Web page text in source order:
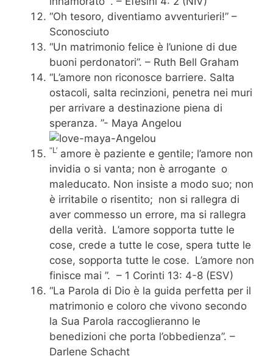
“Oh tesoro, diventiamo avventurieri!” –
Sconosciuto
“Un matrimonio felice è l’unione di due
buoni perdonatori”. – Ruth Bell Graham
“L’amore non riconosce barriere. Salta
ostacoli, salta recinzioni, penetra nei muri
per arrivare a destinazione piena di
speranza. ”- Maya Angelou
“L’ amore è paziente e gentile; l’amore non
invidia o si vanta; non è arrogante o
maleducato. Non insiste a modo suo; non
è irritabile o risentito; non si rallegra di
aver commesso un errore, ma si rallegra
della verità. L’amore sopporta tutte le
cose, crede a tutte le cose, spera tutte le
cose, sopporta tutte le cose. L’amore non
finisce mai ”. – 1 Corinti 13: 4-8 (ESV)
“La Parola di Dio è la guida perfetta per il
matrimonio e coloro che vivono secondo
la Sua Parola raccoglieranno le
benedizioni che porta l’obbedienza”. –
Darlene Schacht